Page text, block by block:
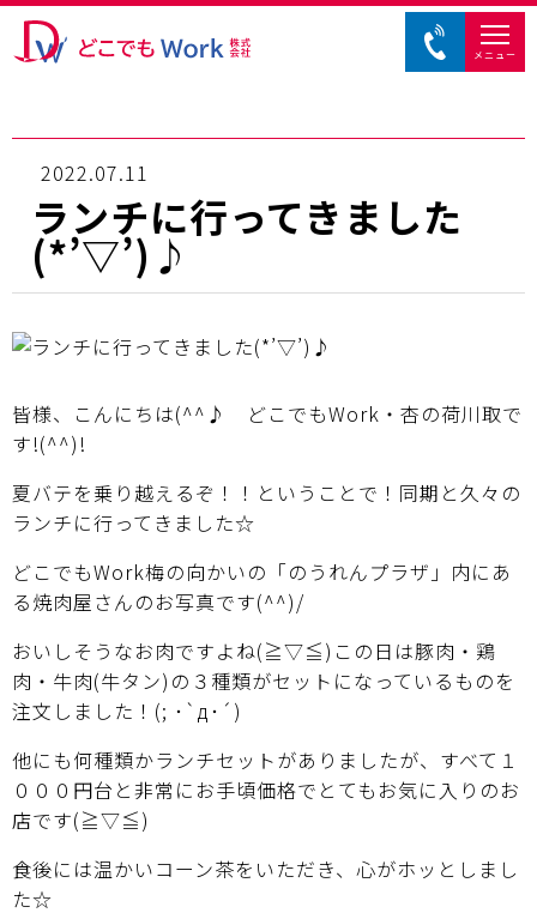
メニュー
2022.07.11
ランチに行ってきました
(*’▽’)♪
皆様、こんにちは(^^♪ どこでもWork・杏の荷川取で
す!(^^)!
夏バテを乗り越えるぞ！！ということで！同期と久々の
ランチに行ってきました☆
どこでもWork梅の向かいの「のうれんプラザ」内にあ
る焼肉屋さんのお写真です(^^)/
おいしそうなお肉ですよね(≧▽≦)この日は豚肉・鶏
肉・牛肉(牛タン)の３種類がセットになっているものを
注文しました！(; ･`д･´)
他にも何種類かランチセットがありましたが、すべて１
０００円台と非常にお手頃価格でとてもお気に入りのお
店です(≧▽≦)
食後には温かいコーン茶をいただき、心がホッとしまし
た☆